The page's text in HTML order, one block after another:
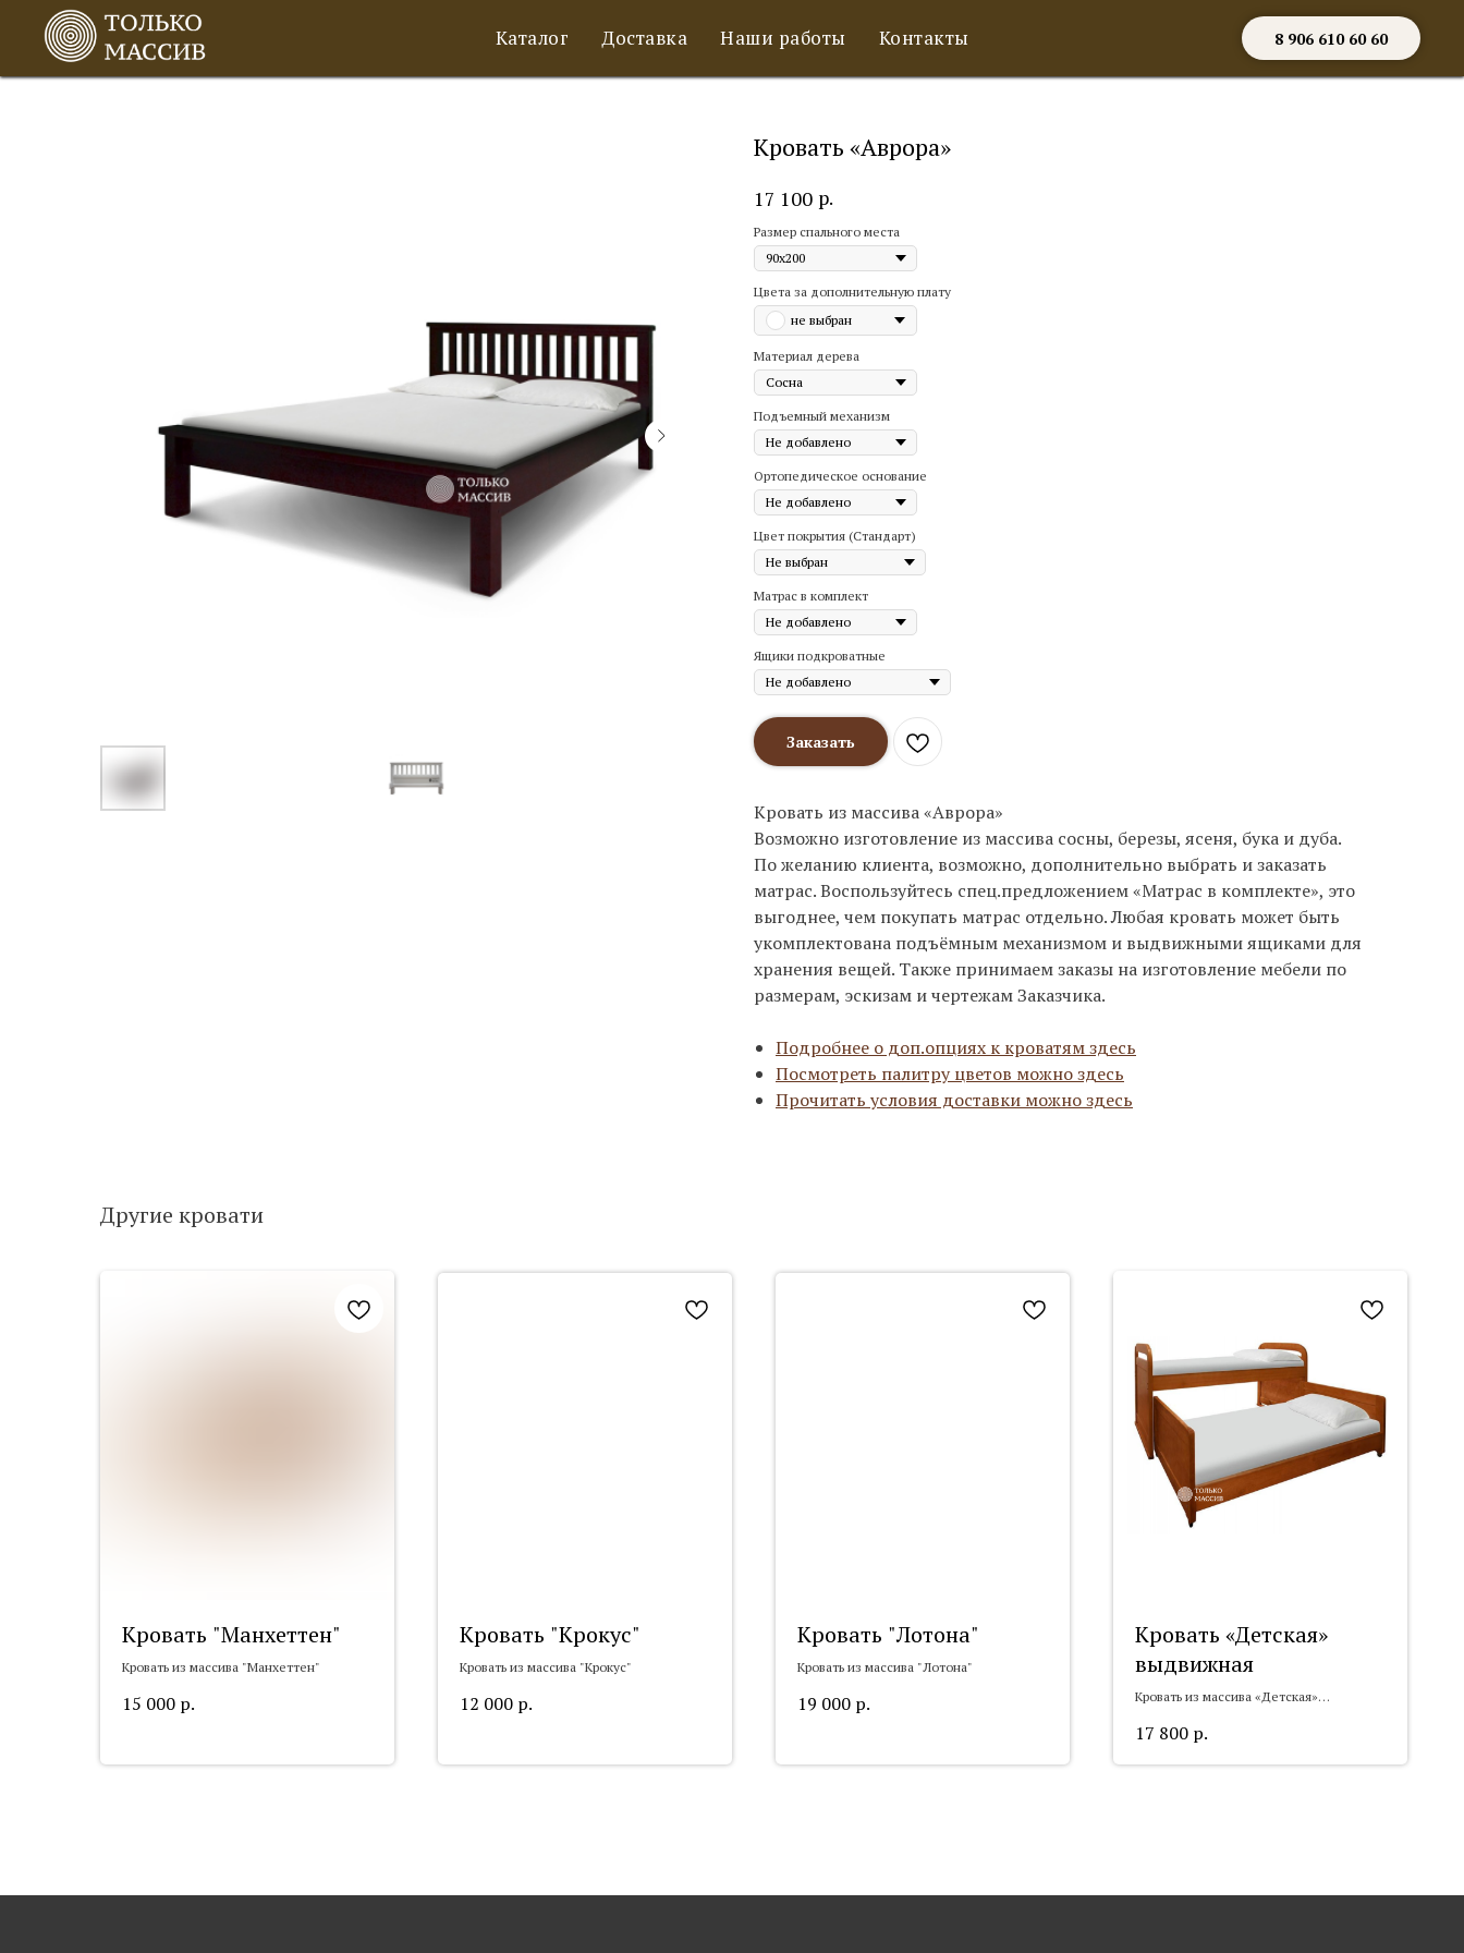
Каталог Доставка Наши работы Контакты 8 906 610 60 60
Кровать «Аврора»
17 100 р.
Размер спального места
Цвета за дополнительную плату
не выбран
Материал дерева
Подъемный механизм
Ортопедическое основание
Цвет покрытия (Стандарт)
Матрас в комплект
Ящики подкроватные
Заказать
Кровать из массива «Аврора»
Возможно изготовление из массива сосны, березы, ясеня, бука и дуба.
По желанию клиента, возможно, дополнительно выбрать и заказать
матрас. Воспользуйтесь спец.предложением «Матрас в комплекте», это
выгоднее, чем покупать матрас отдельно. Любая кровать может быть
укомплектована подъёмным механизмом и выдвижными ящиками для
хранения вещей. Также принимаем заказы на изготовление мебели по
размерам, эскизам и чертежам Заказчика.
Подробнее о доп.опциях к кроватям здесь
Посмотреть палитру цветов можно здесь
Прочитать условия доставки можно здесь
Другие кровати
Кровать "Манхеттен"
Кровать из массива "Манхеттен"
15 000 р.
Кровать "Крокус"
Кровать из массива "Крокус"
12 000 р.
Кровать "Лотона"
Кровать из массива "Лотона"
19 000 р.
Кровать «Детская»
выдвижная
Кровать из массива «Детская»
17 800 р.